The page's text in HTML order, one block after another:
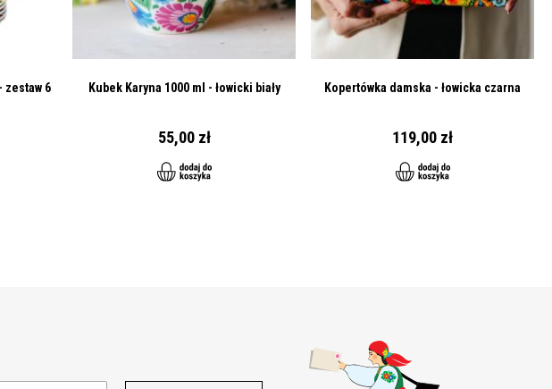
zestaw 6
Kubek Karyna 1000 ml - łowicki biały
55,00 zł
Kopertówka damska - łowicka czarna
119,00 zł